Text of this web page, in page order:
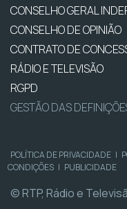
CONSELHO GERAL
CONSELHO DE OPINIÃO
CONTRATO DE
RÁDIO E TELEVISÃO
RGPD
GESTÃO DAS
POLÍTICA DE PRIVACIDADE |
CONDIÇÕES | PUBLICIDADE
© RTP, Rádio e